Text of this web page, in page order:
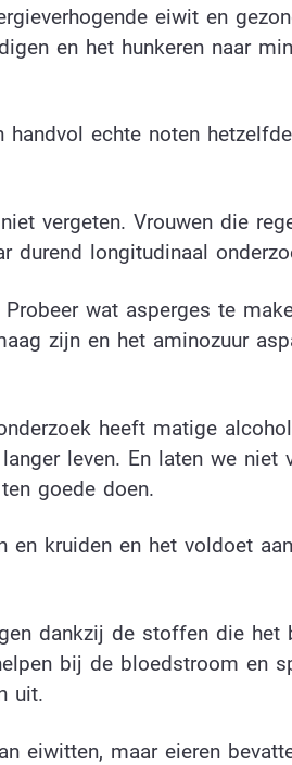
eiwit en
en het hunkeren naar
handvol echte noten
vergeten. Vrouwen die
durend longitudinaal
wat asperges te
zijn en het aminozuur
heeft matige
leven. En laten we
goede doen.
kruiden en het voldoet
dankzij de stoffen die het
bij de bloedstroom en
uit.
eiwitten, maar eieren